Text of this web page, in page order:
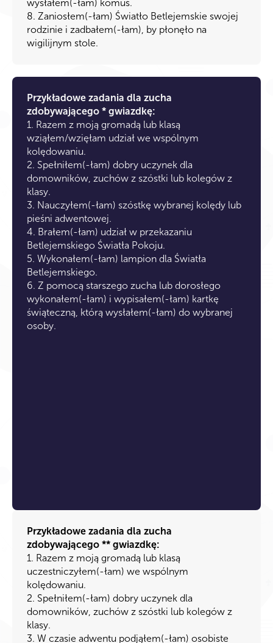
wysłałem(-łam) komuś.
8. Zaniosłem(-łam) Światło Betlejemskie swojej
rodzinie i zadbałem(-łam), by płonęło na
wigilijnym stole.
Przykładowe zadania dla zucha
zdobywającego * gwiazdkę:
1. Razem z moją gromadą lub klasą
wziąłem/wzięłam udział we wspólnym
kolędowaniu.
2. Spełniłem(-łam) dobry uczynek dla
domowników, zuchów z szóstki lub kolegów z
klasy.
3. Nauczyłem(-łam) szóstkę wybranej kolędy lub
pieśni adwentowej.
4. Brałem(-łam) udział w przekazaniu
Betlejemskiego Światła Pokoju.
5. Wykonałem(-łam) lampion dla Światła
Betlejemskiego.
6. Z pomocą starszego zucha lub dorosłego
wykonałem(-łam) i wypisałem(-łam) kartkę
świąteczną, którą wysłałem(-łam) do wybranej
osoby.
Przykładowe zadania dla zucha
zdobywającego ** gwiazdkę:
1. Razem z moją gromadą lub klasą
uczestniczyłem(-łam) we wspólnym
kolędowaniu.
2. Spełniłem(-łam) dobry uczynek dla
domowników, zuchów z szóstki lub kolegów z
klasy.
3. W czasie adwentu podjąłem(-łam) osobiste